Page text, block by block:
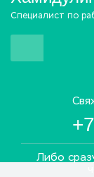
Специалист по
Либо